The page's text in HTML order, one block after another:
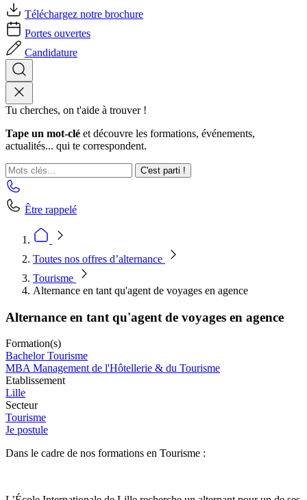
Téléchargez notre brochure
Portes ouvertes
Candidature
Tu cherches, on t'aide à trouver !
Tape un mot-clé et découvre les formations, événements,
actualités... qui te correspondent.
C'est parti !
Être rappelé
Toutes nos offres d’alternance
Tourisme
Alternance en tant qu'agent de voyages en agence
Alternance en tant qu'agent de voyages en agence
Formation(s)
Bachelor Tourisme
MBA Management de l'Hôtellerie & du Tourisme
Etablissement
Lille
Secteur
Tourisme
Je postule
Dans le cadre de nos formations en Tourisme :